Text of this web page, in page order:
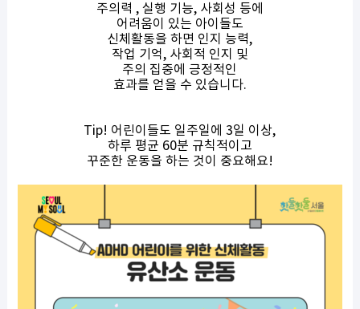
주의력 , 실행 기능, 사회성 등에
어려움이 있는 아이들도
신체활동을 하면 인지 능력,
작업 기억, 사회적 인지 및
주의 집중에 긍정적인
효과를 얻을 수 있습니다.
Tip! 어린이들도 일주일에 3일 이상,
하루 평균 60분 규칙적이고
꾸준한 운동을 하는 것이 중요해요!